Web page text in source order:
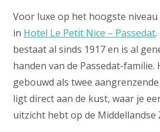
Voor luxe op het hoogste
in Hotel Le Petit Nice – Passedat
bestaat al sinds 1917 en is al
handen van de Passedat-familie.
gebouwd als twee aangrenzende
ligt direct aan de kust, waar je
uitzicht hebt op de Middellandse